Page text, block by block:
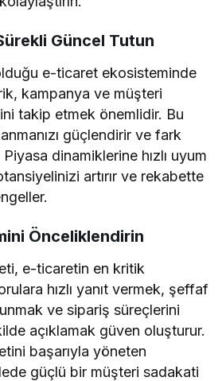
Güncel Tutun
e-ticaret ekosisteminde
kampanya ve müşteri
takip etmek önemlidir. Bu
güçlendirir ve fark
Piyasa dinamiklerine hızlı uyum
artırır ve rekabette
Önceliklendirin
e-ticaretin en kritik
hızlı yanıt vermek, şeffaf
ve sipariş süreçlerini
açıklamak güven oluşturur.
başarıyla yöneten
güçlü bir müşteri sadakati